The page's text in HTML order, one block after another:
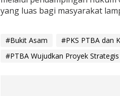
yang luas bagi masyarakat
#Bukit Asam #PKS PTBA dan
#PTBA Wujudkan Proyek Strategis